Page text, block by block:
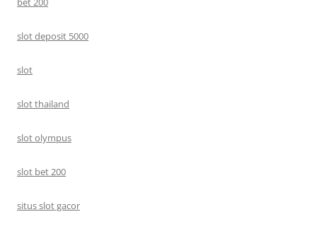
slot deposit 5000
slot
slot thailand
slot olympus
slot bet 200
situs slot gacor